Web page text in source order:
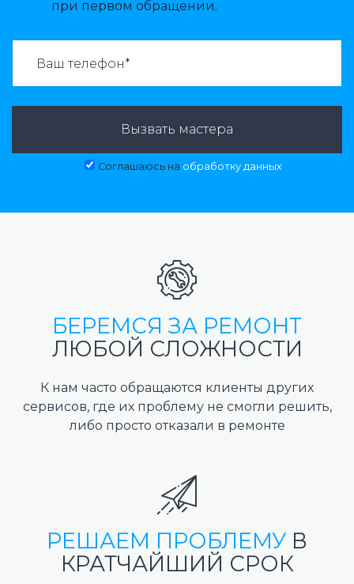
при первом обращении.
Вызвать мастера
Соглашаюсь на обработку данных
БЕРЕМСЯ ЗА РЕМОНТ
ЛЮБОЙ СЛОЖНОСТИ
К нам часто обращаются клиенты других
сервисов, где их проблему не смогли решить,
либо просто отказали в ремонте
РЕШАЕМ ПРОБЛЕМУ В
КРАТЧАЙШИЙ СРОК